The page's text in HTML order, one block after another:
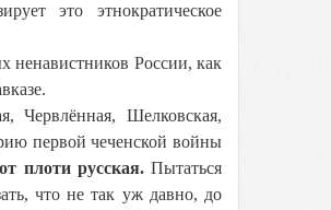
это этнократическое
ненавистников России, как
Червлённая, Шелковская,
первой чеченской войны
плоти русская.Пытаться
что не так уж давно, до